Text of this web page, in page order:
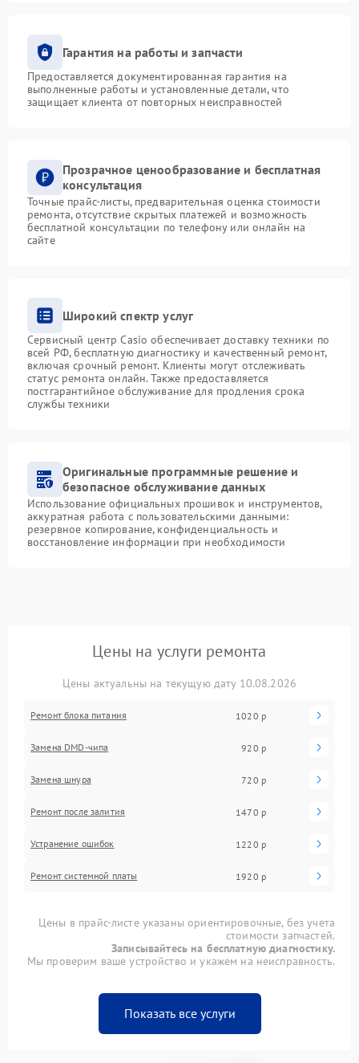
Гарантия на работы и запчасти
Предоставляется документированная гарантия на
выполненные работы и установленные детали, что
защищает клиента от повторных неисправностей
Прозрачное ценообразование и бесплатная
консультация
Точные прайс-листы, предварительная оценка стоимости
ремонта, отсутствие скрытых платежей и возможность
бесплатной консультации по телефону или онлайн на
сайте
Широкий спектр услуг
Сервисный центр Casio обеспечивает доставку техники по
всей РФ, бесплатную диагностику и качественный ремонт,
включая срочный ремонт. Клиенты могут отслеживать
статус ремонта онлайн. Также предоставляется
постгарантийное обслуживание для продления срока
службы техники
Оригинальные программные решение и
безопасное обслуживание данных
Использование официальных прошивок и инструментов,
аккуратная работа с пользовательскими данными:
резервное копирование, конфиденциальность и
восстановление информации при необходимости
Цены на услуги ремонта
Цены актуальны на текущую дату 10.08.2026
Ремонт блока питания 1020 р
Замена DMD-чипа 920 р
Замена шнура 720 р
Ремонт после залития 1470 р
Устранение ошибок 1220 р
Ремонт системной платы 1920 р
Цены в прайс-листе указаны ориентировочные, без учета
стоимости запчастей.
Записывайтесь на бесплатную диагностику.
Мы проверим ваше устройство и укажем на неисправность.
Показать все услуги